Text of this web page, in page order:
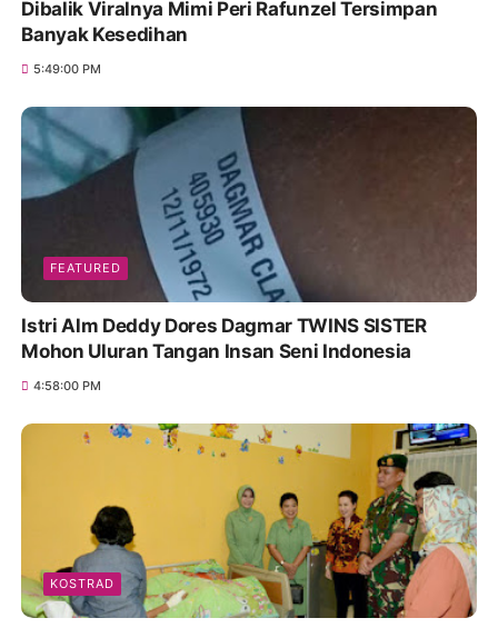
Dibalik Viralnya Mimi Peri Rafunzel Tersimpan
Banyak Kesedihan
5:49:00 PM
FEATURED
Istri Alm Deddy Dores Dagmar TWINS SISTER
Mohon Uluran Tangan Insan Seni Indonesia
4:58:00 PM
KOSTRAD